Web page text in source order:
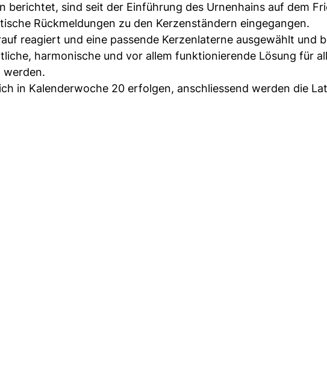
berichtet, sind seit der Einführung des Urnenhains auf dem
Rückmeldungen zu den Kerzenständern eingegangen.
reagiert und eine passende Kerzenlaterne ausgewählt und
harmonische und vor allem funktionierende Lösung für
werden.
in Kalenderwoche 20 erfolgen, anschliessend werden die